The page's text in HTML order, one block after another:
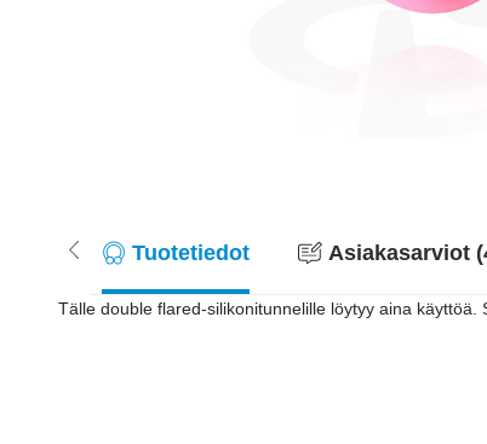
Tuotetiedot Asiakasarviot
Tälle double flared-silikonitunnelille löytyy aina